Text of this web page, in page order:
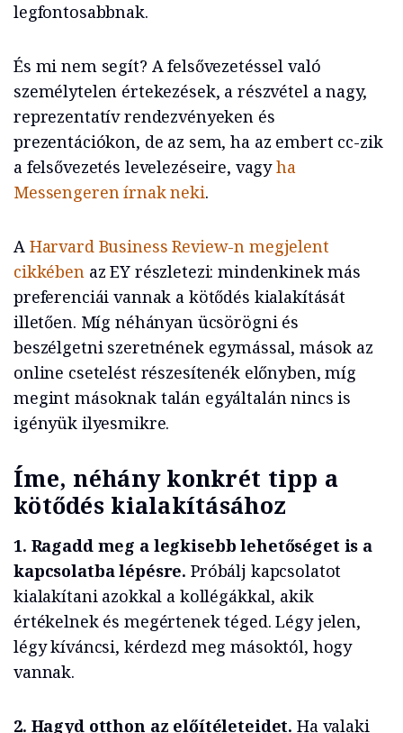
legfontosabbnak.
És mi nem segít? A felsővezetéssel való
személytelen értekezések, a részvétel a nagy,
reprezentatív rendezvényeken és
prezentációkon, de az sem, ha az embert cc-zik
a felsővezetés levelezéseire, vagyha
Messengeren írnak neki.
A Harvard Business Review-n megjelent
cikkébenaz EY részletezi: mindenkinek más
preferenciái vannak a kötődés kialakítását
illetően. Míg néhányan ücsörögni és
beszélgetni szeretnének egymással, mások az
online csetelést részesítenék előnyben, míg
megint másoknak talán egyáltalán nincs is
igényük ilyesmikre.
Íme, néhány konkrét tipp a
kötődés kialakításához
1. Ragadd meg a legkisebb lehetőséget is a
kapcsolatba lépésre. Próbálj kapcsolatot
kialakítani azokkal a kollégákkal, akik
értékelnek és megértenek téged. Légy jelen,
légy kíváncsi, kérdezd meg másoktól, hogy
vannak.
2. Hagyd otthon az előítéleteidet. Ha valaki